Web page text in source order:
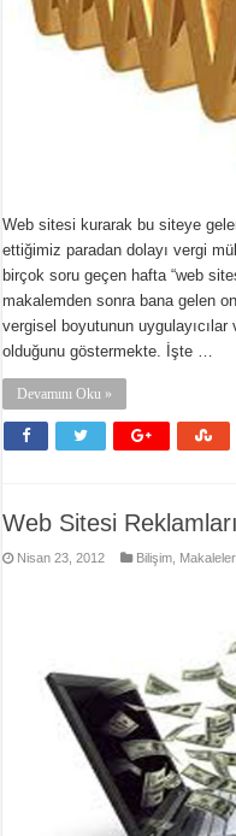
Web sitesi kurarak bu siteye
ettiğimiz paradan dolayı vergi
birçok soru geçen hafta “web
makalemden sonra bana gelen
vergisel boyutunun uygulayıcılar
olduğunu göstermekte. İşte …
Devamını Oku »
Web Sitesi
Nisan 23, 2012 Bilişim Makaleler